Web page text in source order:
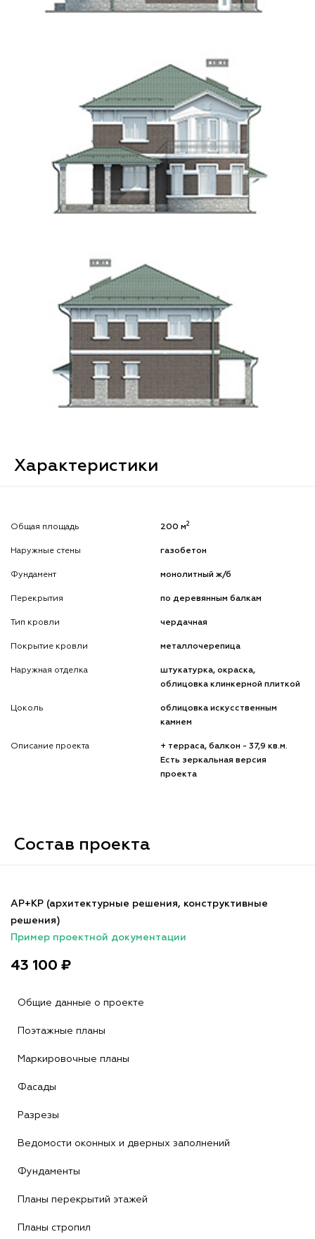
Характеристики
Общая площадь 200 м2
Наружные стены газобетон
Фундамент монолитный ж/б
Перекрытия по деревянным балкам
Тип кровли чердачная
Покрытие кровли металлочерепица
Наружная отделка
штукатурка, окраска,
облицовка клинкерной плиткой
Цоколь
облицовка искусственным
камнем
Описание проекта
+ терраса, балкон - 37,9 кв.м.
Есть зеркальная версия
проекта
Состав проекта
АР+КР (архитектурные решения, конструктивные
решения)
Пример проектной документации
43 100 ₽
Общие данные о проекте
Поэтажные планы
Маркировочные планы
Фасады
Разрезы
Ведомости оконных и дверных заполнений
Фундаменты
Планы перекрытий этажей
Планы стропил